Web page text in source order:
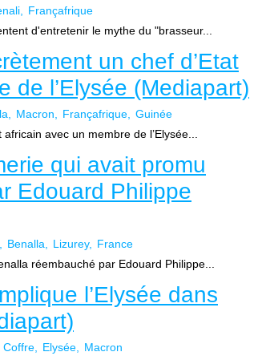
Françafrique
d'entretenir le mythe du "brasseur...
un chef d’Etat
de l’Elysée (Mediapart)
Macron Françafrique
Guinée
avec un membre de l’Elysée...
qui avait promu
Edouard Philippe
Benalla Lizurey
France
réembauché par Edouard Philippe...
l’Elysée dans
Coffre Elysée
Macron